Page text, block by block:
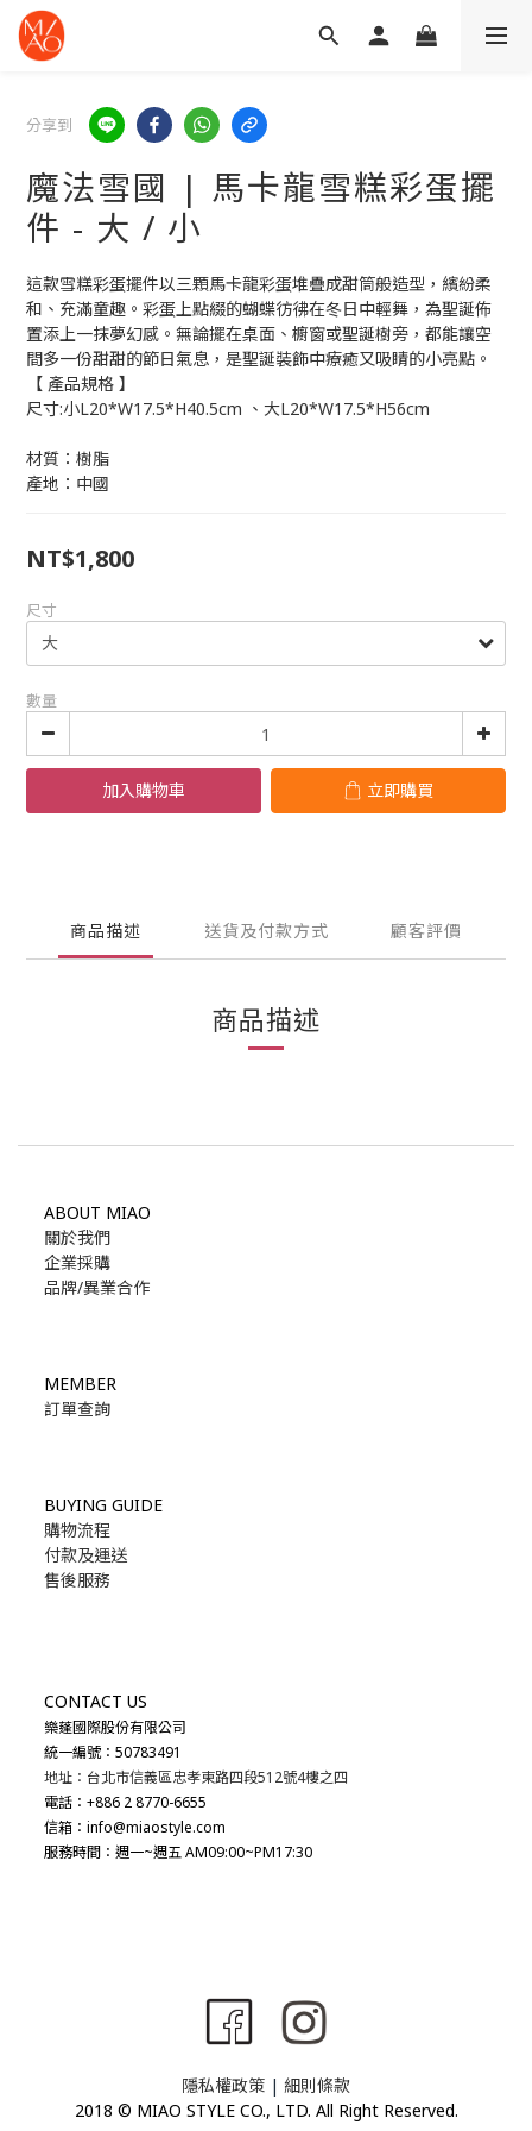
分享到
魔法雪國 | 馬卡龍雪糕彩蛋擺
件 - 大 / 小
這款雪糕彩蛋擺件以三顆馬卡龍彩蛋堆疊成甜筒般造型，繽紛柔
和、充滿童趣。彩蛋上點綴的蝴蝶彷彿在冬日中輕舞，為聖誕佈
置添上一抹夢幻感。無論擺在桌面、櫥窗或聖誕樹旁，都能讓空
間多一份甜甜的節日氣息，是聖誕裝飾中療癒又吸睛的小亮點。
【 產品規格 】
尺寸:小L20*W17.5*H40.5cm 、大L20*W17.5*H56cm
材質：樹脂
產地：中國
NT$1,800
尺寸
數量
加入購物車 立即購買
商品描述 送貨及付款方式 顧客評價
商品描述
ABOUT MIAO
關於我們
企業採購
品牌/異業合作
MEMBER
訂單查詢
BUYING GUIDE
購物流程
付款及運送
售後服務
CONTACT US
樂蓬國際股份有限公司
統一編號：50783491
地址：台北市信義區忠孝東路四段512號4樓之四
電話：+886 2 8770-6655
信箱：info@miaostyle.com
服務時間：週一~週五 AM09:00~PM17:30
隱私權政策 | 細則條款
2018 © MIAO STYLE CO., LTD. All Right Reserved.